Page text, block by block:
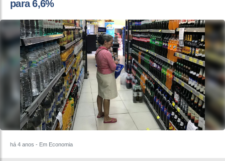
para 6,6%
há 4 anos - Em Economia